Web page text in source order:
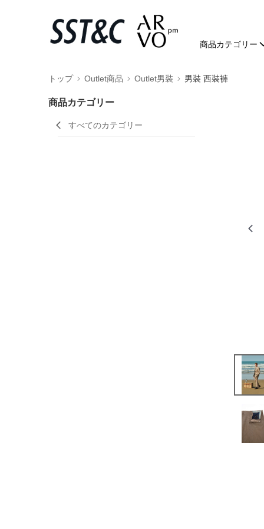
商品カテゴリー
トップ Outlet商品 Outlet男裝 男裝 西裝褲
商品カテゴリー
すべてのカテゴリー